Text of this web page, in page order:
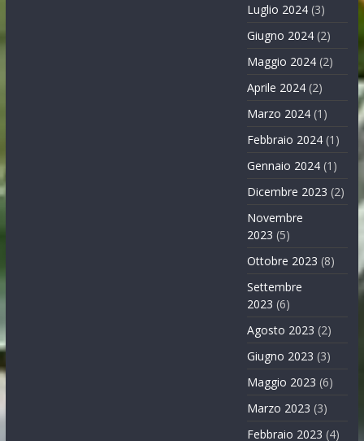
Luglio 2024 (3)
Giugno 2024 (2)
Maggio 2024 (2)
Aprile 2024 (2)
Marzo 2024 (1)
Febbraio 2024 (1)
Gennaio 2024 (1)
Dicembre 2023 (2)
Novembre
2023 (5)
Ottobre 2023 (8)
Settembre
2023 (6)
Agosto 2023 (2)
Giugno 2023 (3)
Maggio 2023 (6)
Marzo 2023 (3)
Febbraio 2023 (4)